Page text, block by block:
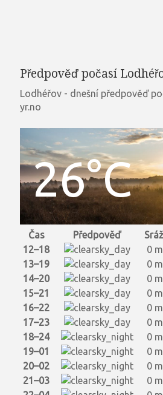
Předpověď počasí
Lodhéřov - dnešní předpověď
yr.no
26°C
Čas Předpověď
12–18
0
13–19
0
14–20
0
15–21
0
16–22
0
17–23
0
18–24
0
19–01
0
20–02
0
21–03
0